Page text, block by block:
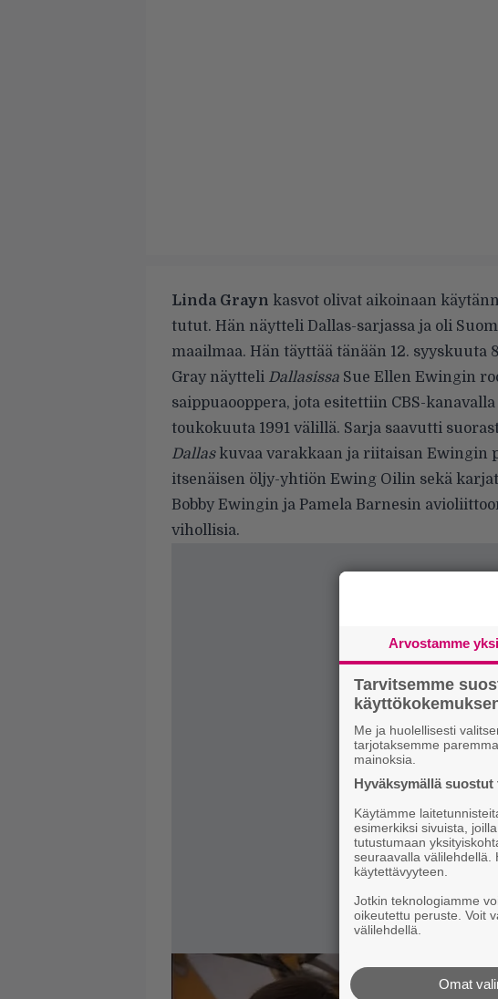
Linda Grayn kasvot olivat aikoinaan
tutut. Hän näytteli Dallas-sarjassa ja oli
maailmaa. Hän täyttää tänään 12. syyskuuta
Gray näytteli Dallasissa Sue Ellen Ewingin
saippuaooppera, jota esitettiin CBS-
toukokuuta 1991 välillä. Sarja saavutti
Dallaskuvaa varakkaan ja riitaisan Ewingin
itsenäisen öljy-yhtiön Ewing Oilin sekä
Bobby Ewingin ja Pamela Barnesin
vihollisia.
Arvostamme
Tarvitsemme
Me ja huolellisesti
tarjotaksemme
mainoksia.
Hyväksymällä
Käytämme
esimerkiksi sivuista,
tutustumaan
seuraavalla välilehdellä.
käytettävyyteen.
Jotkin teknologiamme
oikeutettu peruste. Voit
välilehdellä.
Omat